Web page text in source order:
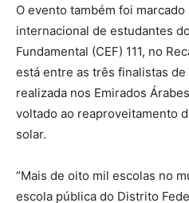
O evento também foi
internacional de estudantes
Fundamental (CEF) 111, no
está entre as três finalistas
realizada nos Emirados
voltado ao reaproveitamento
solar.
“Mais de oito mil escolas no
escola pública do Distrito